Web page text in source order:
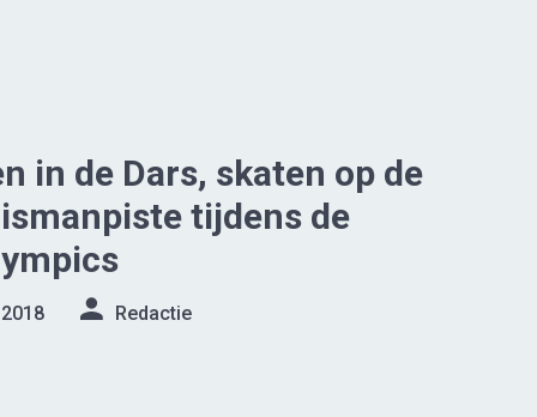
in de Dars, skaten op de
tijdens de
Redactie